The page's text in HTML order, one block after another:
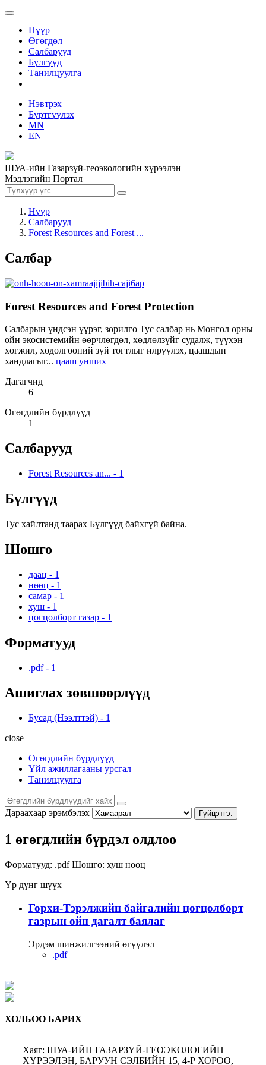
Нүүр
Өгөгдөл
Салбарууд
Бүлгүүд
Танилцуулга
Нэвтрэх
Бүртгүүлэх
MN
EN
ШУА-ийн Газарзүй-геоэкологийн хүрээлэн
Мэдлэгийн Портал
Нүүр
Салбарууд
Forest Resources and Forest ...
Салбар
Forest Resources and Forest Protection
Салбарын үндсэн үүрэг, зорилго Тус салбар нь Монгол орны
ойн экосистемийн өөрчлөгдөл, хөдлөлзүйг судалж, түүхэн
хөгжил, хөдөлгөөний зүй тогтлыг илрүүлэх, цаашдын
хандлагыг... цааш унших
Дагагчид
6
Өгөгдлийн бүрдлүүд
1
Салбарууд
Forest Resources an... - 1
Бүлгүүд
Тус хайлтанд таарах Бүлгүүд байхгүй байна.
Шошго
даац - 1
нөөц - 1
самар - 1
хуш - 1
цогцолборт газар - 1
Форматууд
.pdf - 1
Ашиглах зөвшөөрлүүд
Бусад (Нээлттэй) - 1
close
Өгөгдлийн бүрдлүүд
Үйл ажиллагааны урсгал
Танилцуулга
Дараахаар эрэмбэлэх Гүйцэтгэ.
1 өгөгдлийн бүрдэл олдлоо
Форматууд: .pdfШошго: хуш нөөц
Үр дүнг шүүх
Горхи-Тэрэлжийн байгалийн цогцолборт
газрын ойн дагалт баялаг
Эрдэм шинжилгээний өгүүлэл
.pdf
ХОЛБОО БАРИХ
Хаяг: ШУА-ИЙН ГАЗАРЗҮЙ-ГЕОЭКОЛОГИЙН
ХҮРЭЭЛЭН, БАРУУН СЭЛБИЙН 15, 4-Р ХОРОО,